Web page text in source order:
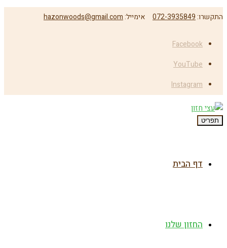
התקשרו:072-3935849 אימייל:hazonwoods@gmail.com
Facebook
YouTube
Instagram
תפריט
דף הבית
החזון שלנו